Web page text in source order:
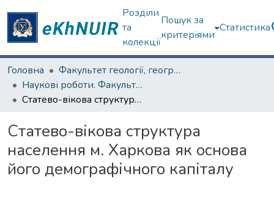
Розділи
та
колекції
Пошук за
критеріями
Статистика
Головна
Факультет геології, географіії, рекреації і туризму
Наукові роботи. Факультет геології, географіії, рекреації і туризму
Статево-вікова структура населення м. Харкова як основа його демографічного капіталу
Статево-вікова структура
населення м. Харкова як основа
його демографічного капіталу